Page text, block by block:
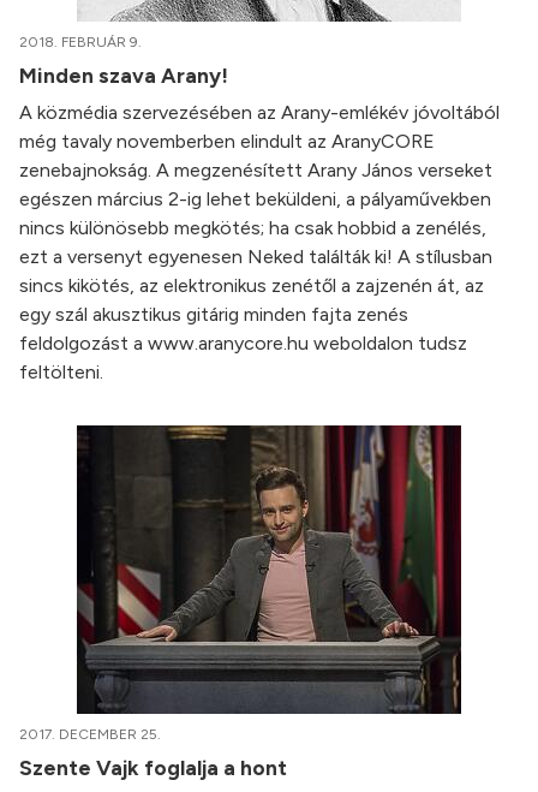
2018. FEBRUÁR 9.
Minden szava Arany!
A közmédia szervezésében az Arany-emlékév jóvoltából
még tavaly novemberben elindult az AranyCORE
zenebajnokság. A megzenésített Arany János verseket
egészen március 2-ig lehet beküldeni, a pályaművekben
nincs különösebb megkötés; ha csak hobbid a zenélés,
ezt a versenyt egyenesen Neked találták ki! A stílusban
sincs kikötés, az elektronikus zenétől a zajzenén át, az
egy szál akusztikus gitárig minden fajta zenés
feldolgozást a www.aranycore.hu weboldalon tudsz
feltölteni.
2017. DECEMBER 25.
Szente Vajk foglalja a hont